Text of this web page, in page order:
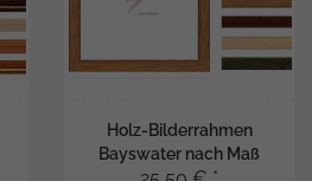
Holz-Bilderrahmen
Bayswater nach Maß